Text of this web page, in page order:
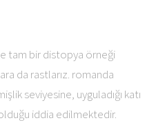
tam bir distopya örneği
da rastlarız. romanda
seviyesine, uyguladığı katı
iddia edilmektedir.